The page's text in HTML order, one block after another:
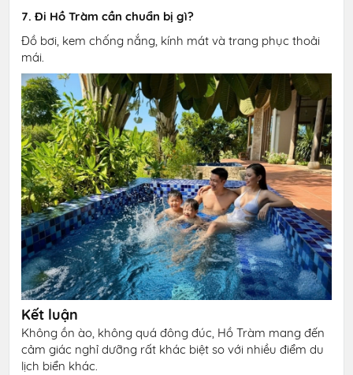
7. Đi Hồ Tràm cần chuẩn bị gì?
Đồ bơi, kem chống nắng, kính mát và trang phục thoải
mái.
Kết luận
Không ồn ào, không quá đông đúc, Hồ Tràm mang đến
cảm giác nghỉ dưỡng rất khác biệt so với nhiều điểm du
lịch biển khác.